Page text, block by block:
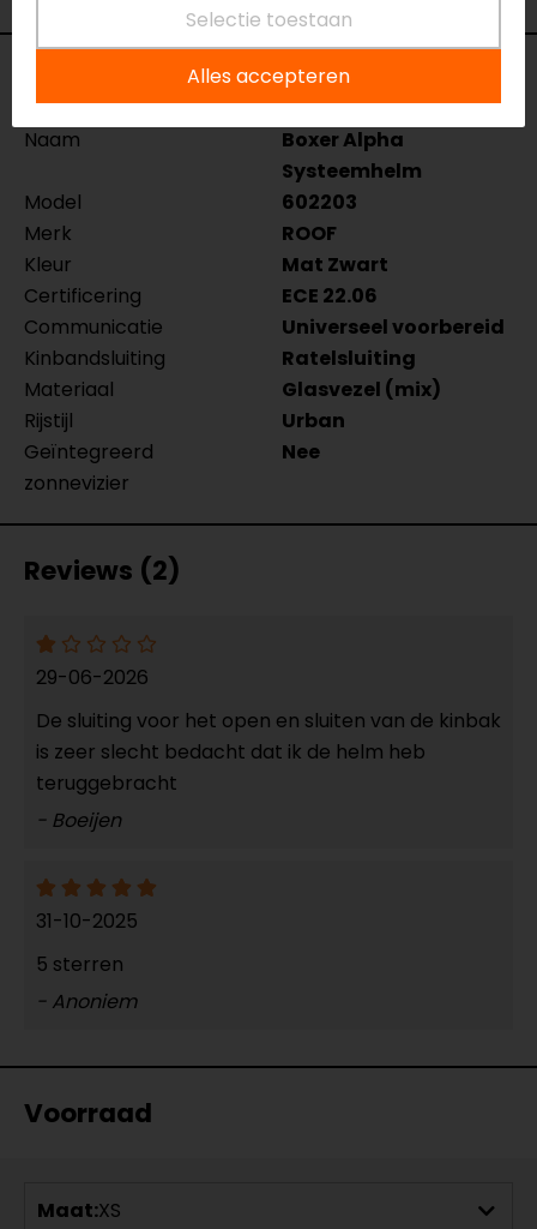
Specificaties
Naam
Boxer Alpha
Systeemhelm
Model
602203
Merk
ROOF
Kleur
Mat Zwart
Certificering
ECE 22.06
Communicatie
Universeel voorbereid
Kinbandsluiting
Ratelsluiting
Materiaal
Glasvezel (mix)
Rijstijl
Urban
Geïntegreerd
zonnevizier
Nee
Reviews (2)
29-06-2026
De sluiting voor het open en sluiten van de kinbak
is zeer slecht bedacht dat ik de helm heb
teruggebracht
- Boeijen
31-10-2025
5 sterren
- Anoniem
Voorraad
Maat:XS
Selectie toestaan
Alles accepteren